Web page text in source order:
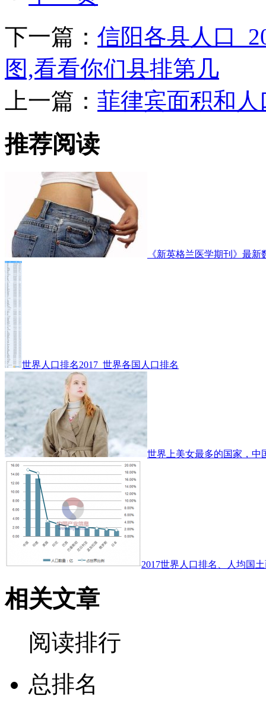
下一篇： 信阳各县人口
图,看看你们县排第几
上一篇： 菲律宾面积和人
推荐阅读
《新英格兰医学期刊》最
世界人口排名2017_世界各国人口排名
世界上美女最多的国家，中
2017世界人口排名、人均国
相关文章
阅读排行
总排名